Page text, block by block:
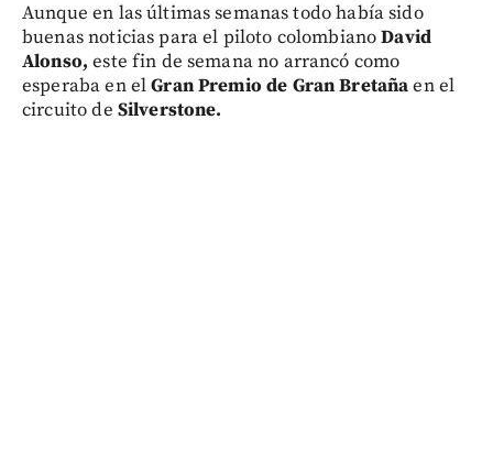
Aunque en las últimas semanas todo había sido
buenas noticias para el piloto colombianoDavid
Alonso, este fin de semana no arrancó como
esperaba en elGran Premio de Gran Bretañaen el
circuito de Silverstone.